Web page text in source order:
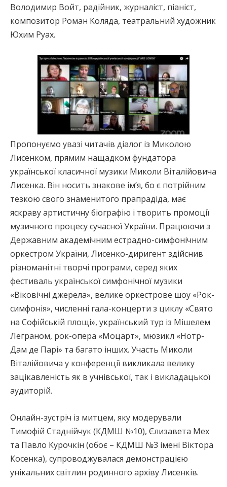
Володимир Войт, радійник, журналіст, піаніст,
композитор Роман Коляда, театральний художник
Юхим Руах.
Пропонуємо увазі читачів діалог із Миколою
Лисенком, прямим нащадком фундатора
української класичної музики Миколи Віталійовича
Лисенка. Він носить знакове ім’я, бо є потрійним
тезкою свого знаменитого прапрадіда, має
яскраву артистичну біографію і творить промоції
музичного процесу сучасної України. Працюючи з
Державним академічним естрадно-симфонічним
оркестром України, Лисенко-диригент здійснив
різноманітні творчі програми, серед яких
фестиваль української симфонічної музики
«Віковічні джерела», велике оркестрове шоу «Рок-
симфонія», численні гала-концерти з циклу «Свято
на Софійській площі», український тур із Мішелем
Леграном, рок-опера «Моцарт», мюзикл «Нотр-
Дам де Парі» та багато інших. Участь Миколи
Віталійовича у конференції викликала велику
зацікавленість як в учнівської, так і викладацької
аудиторій.
Онлайн-зустріч із митцем, яку модерували
Тимофій Стаднійчук (КДМШ №10), Єлизавета Мех
та Павло Курочкін (обоє – КДМШ №3 імені Віктора
Косенка), супроводжувалася демонстрацією
унікальних світлин родинного архіву Лисенків.